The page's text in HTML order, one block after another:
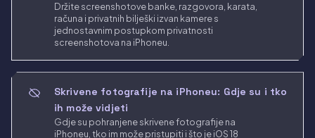
Držite screenshotove banke, razgovora, karata,
računa i privatnih bilješki izvan kamere s
jednostavnim postupkom privatnosti
screenshotova na iPhoneu.
Skrivene fotografije na iPhoneu: Gdje su i tko
ih može vidjeti
Gdje su pohranjene skrivene fotografije na
iPhoneu, tko im može pristupiti i što je iOS 18